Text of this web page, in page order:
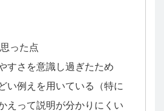
った点
すさを意識し過ぎたため
い例えを用いている（特に
えって説明が分かりにくい